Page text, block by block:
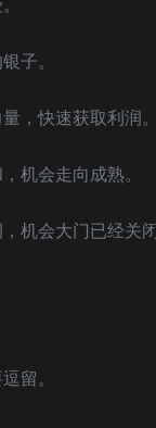
子。
，快速获取利润
机会走向成熟。
机会大门已经关
留。